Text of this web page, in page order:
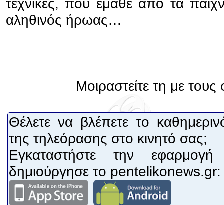
αληθινός ήρωας…
Μοιραστείτε τη με
Θέλετε να βλέπετε το
της τηλεόρασης στο κινητό σας;
Εγκαταστήστε την
δημιούργησε το pentelikonews.gr: